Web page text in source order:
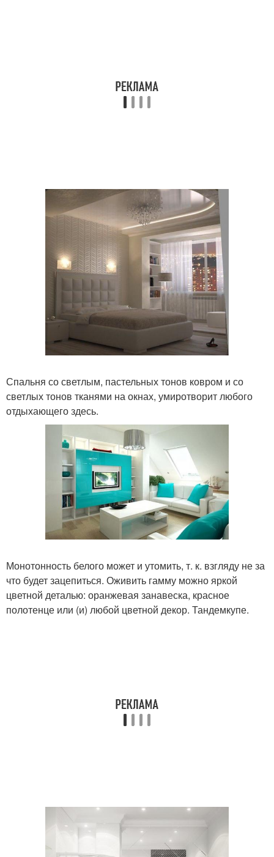
Спальня со светлым, пастельных тонов ковром и со
светлых тонов тканями на окнах, умиротворит любого
отдыхающего здесь.
Монотонность белого может и утомить, т. к. взгляду не за
что будет зацепиться. Оживить гамму можно яркой
цветной деталью: оранжевая занавеска, красное
полотенце или (и) любой цветной декор. Тандемкупе.